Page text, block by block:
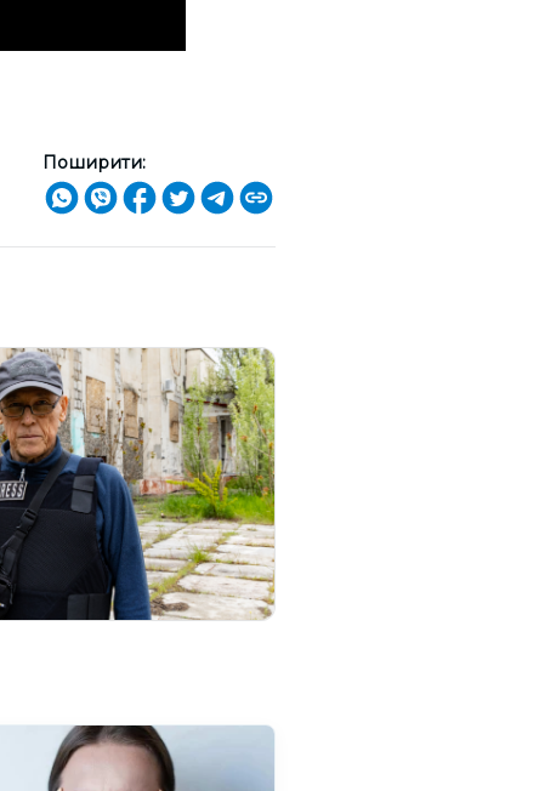
Поширити: